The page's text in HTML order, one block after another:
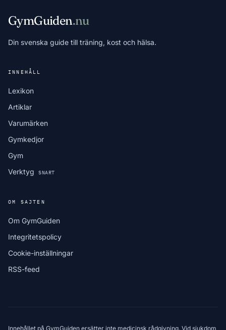
GymGuiden.nu
Din svenska guide till träning, kost och hälsa.
INNEHÅLL
Lexikon
Artiklar
Varumärken
Gymkedjor
Gym
Verktyg
SNART
OM SAJTEN
Om GymGuiden
Integritetspolicy
Cookie-inställningar
RSS-feed
Innehållet på GymGuiden ersätter inte medicinsk rådgivning. Vid sjukdom